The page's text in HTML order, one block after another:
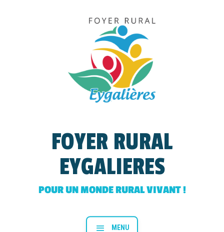
FOYER RURAL
EYGALIERES
POUR UN MONDE RURAL VIVANT !